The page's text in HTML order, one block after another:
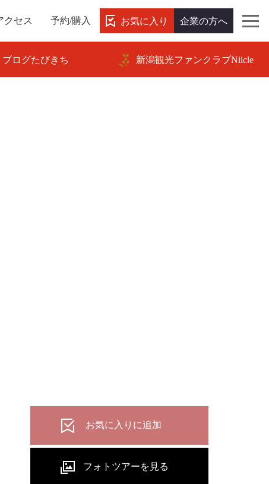
クセス 予約/購入 お気に入り 企業の方へ
ブログたびきち 新潟観光ファンクラブNiicle